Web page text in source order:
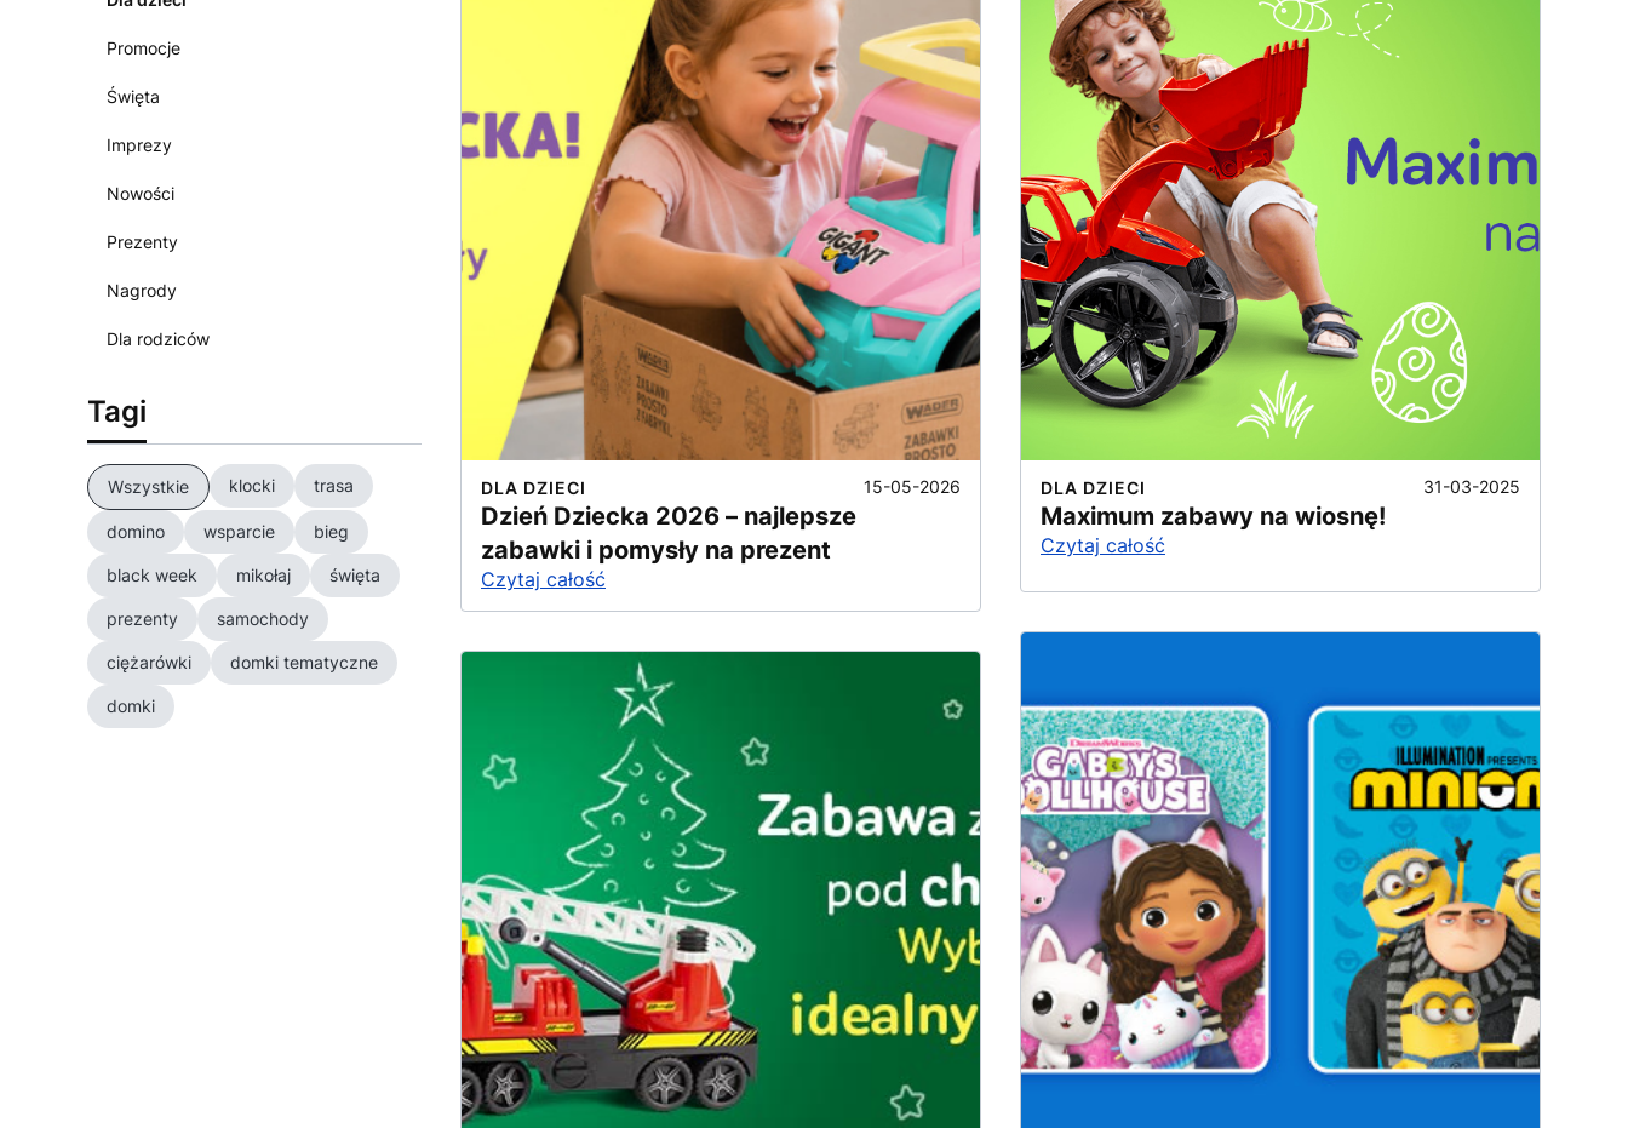
Promocje
Święta
Imprezy
Nowości
Prezenty
Nagrody
Dla rodziców
Tagi
Wszystkie klocki trasa
domino wsparcie bieg
black week mikołaj święta
prezenty samochody
ciężarówki domki tematyczne
domki
DLA DZIECI 15-05-2026
Dzień Dziecka 2026 – najlepsze
zabawki i pomysły na prezent
Czytaj całość
DLA DZIECI 31-03-2025
Maximum zabawy na wiosnę!
Czytaj całość